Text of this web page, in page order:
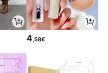
4 ,58€